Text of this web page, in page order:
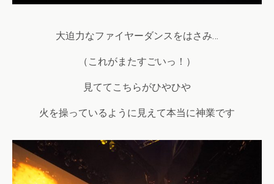
大迫力なファイヤーダンスをはさみ…
（これがまたすごいっ！）
見ててこちらがひやひや
火を操っているように見えて本当に神業です